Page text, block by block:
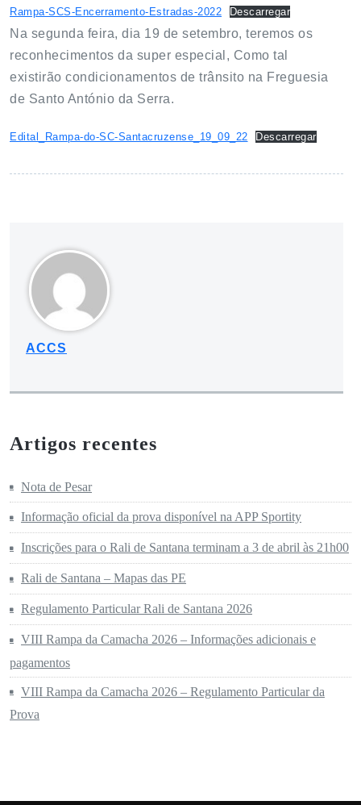
Rampa-SCS-Encerramento-Estradas-2022 Descarregar
Na segunda feira, dia 19 de setembro, teremos os
reconhecimentos da super especial, Como tal
existirão condicionamentos de trânsito na Freguesia
de Santo António da Serra.
Edital_Rampa-do-SC-Santacruzense_19_09_22 Descarregar
ACCS
Artigos recentes
Nota de Pesar
Informação oficial da prova disponível na APP Sportity
Inscrições para o Rali de Santana terminam a 3 de abril às 21h00
Rali de Santana – Mapas das PE
Regulamento Particular Rali de Santana 2026
VIII Rampa da Camacha 2026 – Informações adicionais e
pagamentos
VIII Rampa da Camacha 2026 – Regulamento Particular da
Prova